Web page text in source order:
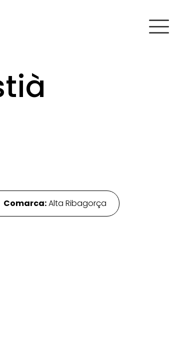
Comarca:Alta Ribagorça